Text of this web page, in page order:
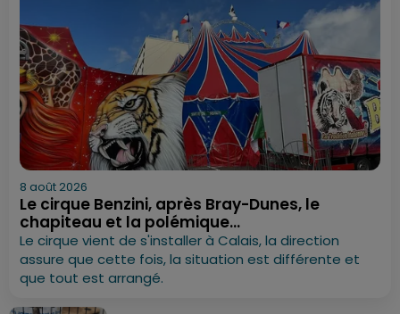
8 août 2026
Le cirque Benzini, après Bray-Dunes, le
chapiteau et la polémique...
Le cirque vient de s'installer à Calais, la direction
assure que cette fois, la situation est différente et
que tout est arrangé.